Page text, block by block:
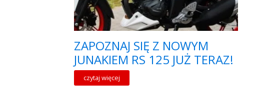
ZAPOZNAJ SIĘ Z NOWYM
JUNAKIEM RS 125 JUŻ TERAZ!
czytaj więcej